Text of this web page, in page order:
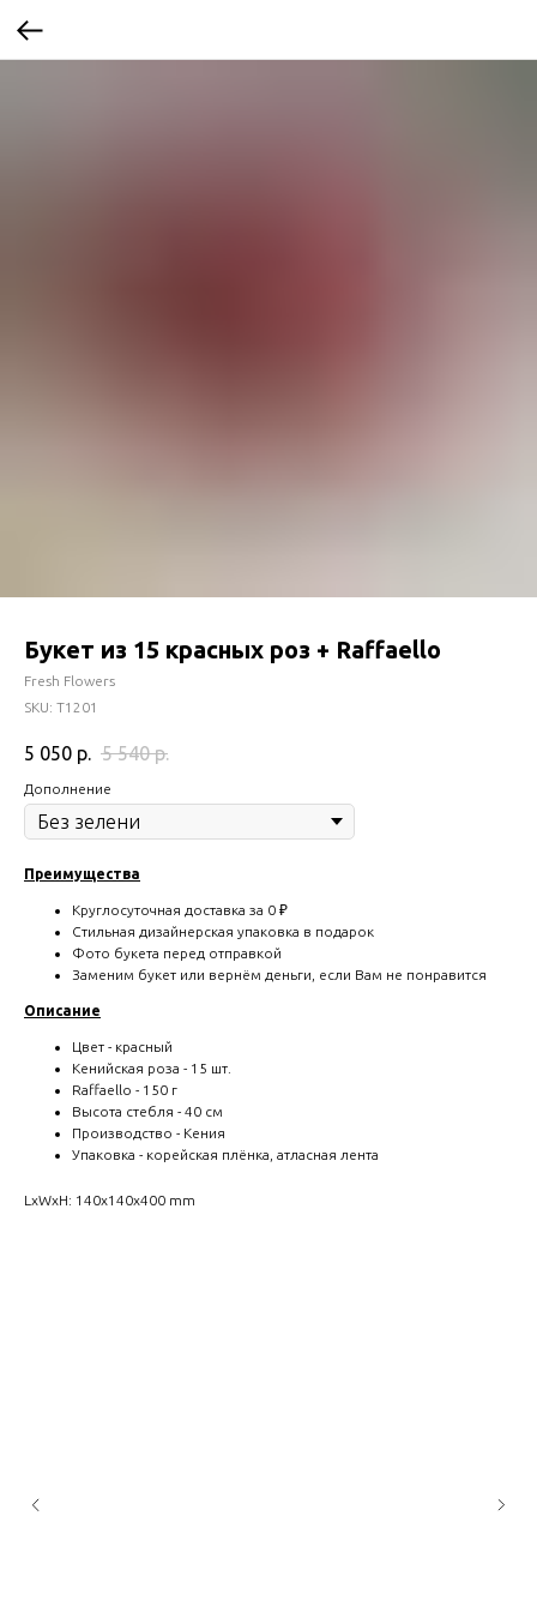
Букет из 15 красных роз + Raffaello
Fresh Flowers
SKU: T1201
5 050 р. 5 540 р.
Дополнение
Преимущества
Круглосуточная доставка за 0 ₽
Стильная дизайнерская упаковка в подарок
Фото букета перед отправкой
Заменим букет или вернём деньги, если Вам не понравится
Описание
Цвет - красный
Кенийская роза - 15 шт.
Raffaello - 150 г
Высота стебля - 40 см
Производство - Кения
Упаковка - корейская плёнка, атласная лента
LxWxH: 140x140x400 mm